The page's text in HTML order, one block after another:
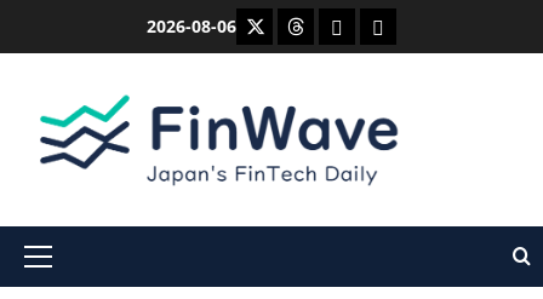
2026-08-06 X ThreadsBlueskyMastodon
メ